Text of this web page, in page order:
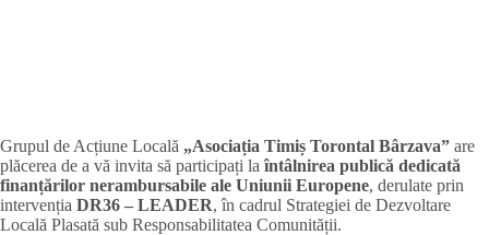
Grupul de Acțiune Locală „Asociația Timiș Torontal Bârzava” are
plăcerea de a vă invita să participați laîntâlnirea publică dedicată
finanțărilor nerambursabile ale Uniunii Europene, derulate prin
intervenția DR36 – LEADER, în cadrul Strategiei de Dezvoltare
Locală Plasată sub Responsabilitatea Comunității.